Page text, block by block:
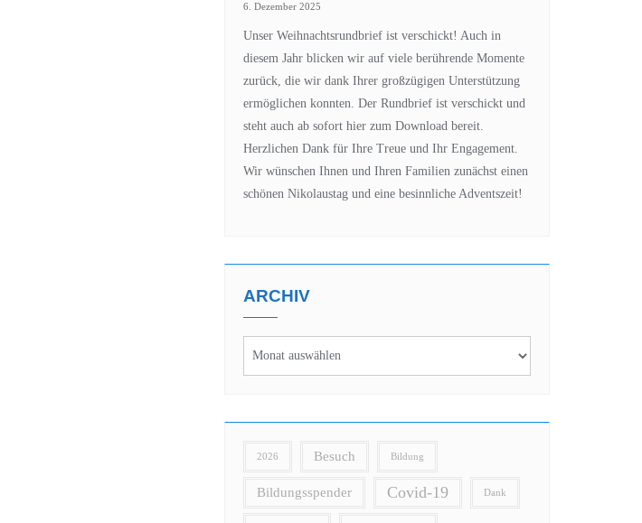
6. Dezember 2025
Unser Weihnachtsrundbrief ist verschickt! Auch in
diesem Jahr blicken wir auf viele berührende Momente
zurück, die wir dank Ihrer großzügigen Unterstützung
ermöglichen konnten. Der Rundbrief ist verschickt und
steht auch ab sofort hier zum Download bereit.
Herzlichen Dank für Ihre Treue und Ihr Engagement.
Wir wünschen Ihnen und Ihren Familien zunächst einen
schönen Nikolaustag und eine besinnliche Adventszeit!
ARCHIV
2026 Besuch Bildung
Bildungsspender Covid-19 Dank